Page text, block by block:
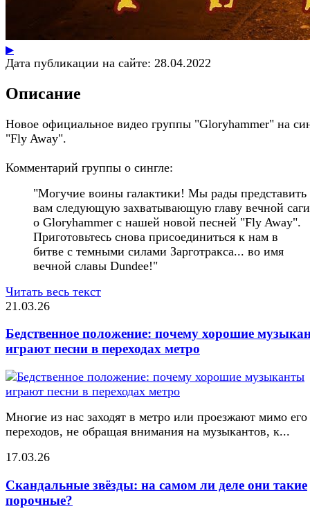
▶
Дата публикации на сайте: 28.04.2022
Описание
Новое официальное видео группы "Gloryhammer" на
"Fly Away".
Комментарий группы о сингле:
"Могучие воины галактики! Мы рады представить
вам следующую захватывающую главу вечной саги
о Gloryhammer с нашей новой песней "Fly Away".
Приготовьтесь снова присоединиться к нам в
битве с темными силами Зарготракса... во имя
вечной славы Dundee!"
Читать весь текст
21.03.26
Бедственное положение: почему хорошие
играют песни в переходах метро
Многие из нас заходят в метро или проезжают мимо его
переходов, не обращая внимания на музыкантов, к...
17.03.26
Скандальные звёзды: на самом ли деле они такие
порочные?